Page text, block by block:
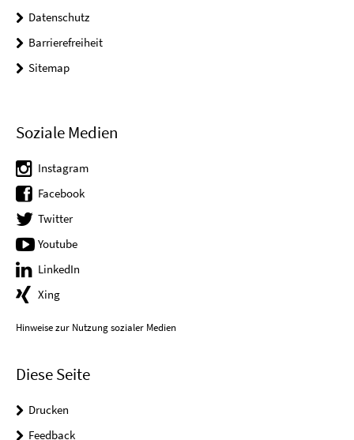
Datenschutz
Barrierefreiheit
Sitemap
Soziale Medien
Instagram
Facebook
Twitter
Youtube
LinkedIn
Xing
Hinweise zur Nutzung sozialer Medien
Diese Seite
Drucken
Feedback